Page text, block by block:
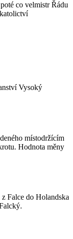
co velmistr Řádu
Vysoký
místodržícím
Hodnota měny
Falce do Holandska